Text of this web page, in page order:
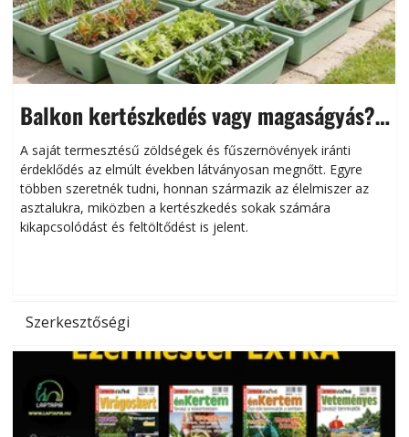
Balkon kertészkedés vagy magaságyás?
Helytakarékos kertészkedés
A saját termesztésű zöldségek és fűszernövények iránti
érdeklődés az elmúlt években látványosan megnőtt. Egyre
többen szeretnék tudni, honnan származik az élelmiszer az
asztalukra, miközben a kertészkedés sokak számára
kikapcsolódást és feltöltődést is jelent.
Szerkesztőségi